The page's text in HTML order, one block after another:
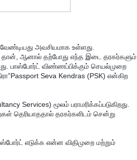
வேண்டியது அவசியமாக உள்ளது.
தான், ஆனால் தற்போது எந்த இடை தரகர்களும்
பாஸ்போர்ட் விண்ணப்பிக்கும் செயல்முறை
Seva Kendras (PSK) என்கிற
Services) மூலம் பராமரிக்கப்படுகிறது.
தெரியாததால் தரகர்களிடம் சென்று
எடுக்க என்ன விதிமுறை மற்றும்